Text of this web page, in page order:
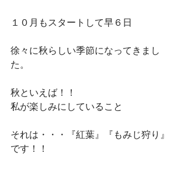
１０月もスタートして早６日
徐々に秋らしい季節になってきまし
た。
秋といえば！！
私が楽しみにしていること
それは・・・『紅葉』『もみじ狩り』
です！！